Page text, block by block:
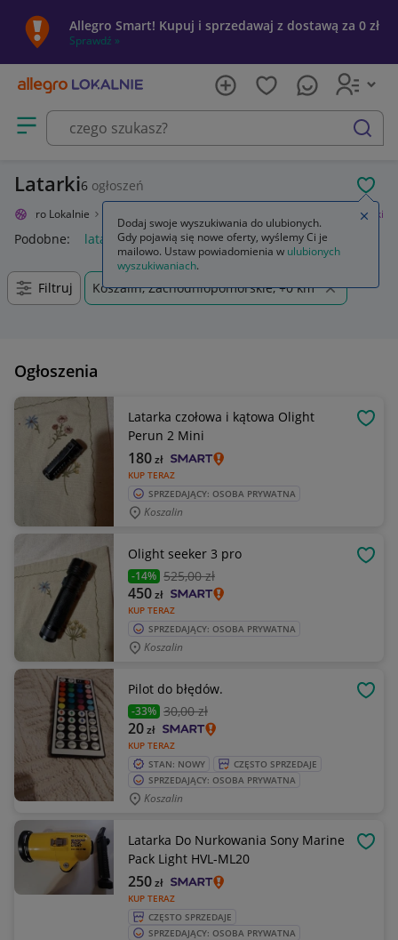
Allegro Smart! Kupuj i sprzedawaj z dostawą za 0 zł
Sprawdź »
Otwórz menu z kategoriami
szukaj
Latarki6 ogłoszeń
Allegro Lokalnie Latarki
Podobne: latarka latarka uv latarki czołowe latarka led
Filtruj Koszalin, Zachodniopomorskie, +0 km
Ogłoszenia
Latarka czołowa i kątowa Olight
Perun 2 Mini
KUP TERAZ
180zł
SPRZEDAJĄCY: OSOBA PRYWATNA
Koszalin
Olight seeker 3 pro
-14% 525,00 zł
KUP TERAZ
450zł
SPRZEDAJĄCY: OSOBA PRYWATNA
Koszalin
Pilot do błędów.
-33% 30,00 zł
KUP TERAZ
20zł
STAN: NOWY
CZĘSTO SPRZEDAJE
SPRZEDAJĄCY: OSOBA PRYWATNA
Koszalin
Latarka Do Nurkowania Sony Marine
Pack Light HVL-ML20
KUP TERAZ
250zł
CZĘSTO SPRZEDAJE
SPRZEDAJĄCY: OSOBA PRYWATNA
Dodaj swoje wyszukiwania do ulubionych.
Gdy pojawią się nowe oferty, wyślemy Ci je
mailowo. Ustaw powiadomienia w ulubionych
wyszukiwaniach.